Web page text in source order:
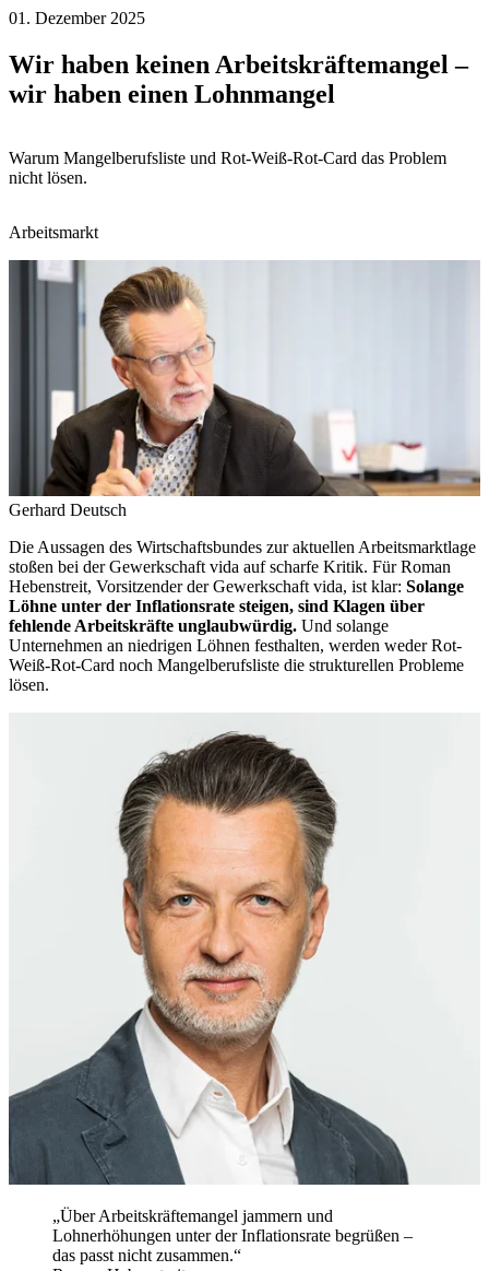
01. Dezember 2025
Wir haben keinen Arbeitskräftemangel –
wir haben einen Lohnmangel
Warum Mangelberufsliste und Rot-Weiß-Rot-Card das Problem
nicht lösen.
Arbeitsmarkt
Gerhard Deutsch
Die Aussagen des Wirtschaftsbundes zur aktuellen Arbeitsmarktlage
stoßen bei der Gewerkschaft vida auf scharfe Kritik. Für Roman
Hebenstreit, Vorsitzender der Gewerkschaft vida, ist klar: Solange
Löhne unter der Inflationsrate steigen, sind Klagen über
fehlende Arbeitskräfte unglaubwürdig. Und solange
Unternehmen an niedrigen Löhnen festhalten, werden weder Rot-
Weiß-Rot-Card noch Mangelberufsliste die strukturellen Probleme
lösen.
„Über Arbeitskräftemangel jammern und
Lohnerhöhungen unter der Inflationsrate begrüßen –
das passt nicht zusammen.“